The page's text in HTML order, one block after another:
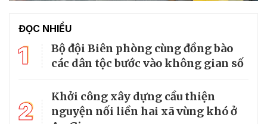
ĐỌC NHIỀU
1
Bộ đội Biên phòng cùng đồng bào
các dân tộc bước vào không gian số
2
Khởi công xây dựng cầu thiện
nguyện nối liền hai xã vùng khó ở